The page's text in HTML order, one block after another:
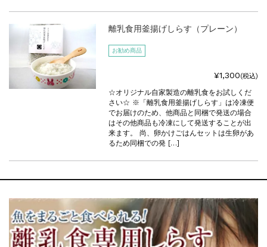
離乳食用釜揚げしらす（プレーン）
お勧め商品
¥1,300(税込)
☆オリジナル自家製造の離乳食をお試しくだ
さい☆ ※「離乳食用釜揚げしらす」は冷凍便
でお届けのため、他商品と同梱で発送の場合
はその他商品も冷凍にして発送することが出
来ます。 尚、卵かけごはんセットは生卵があ
るため同梱での発 […]